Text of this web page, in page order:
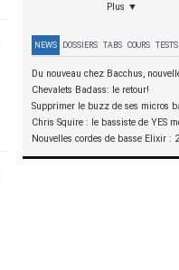
Plus ▼
NEWS DOSSIERS TABS COURS TESTS
Chevalets Badass: le retour!